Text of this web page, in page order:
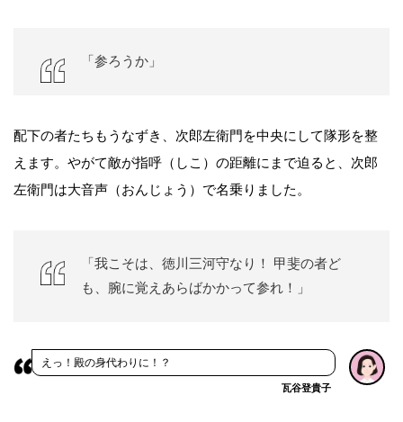
「参ろうか」
配下の者たちもうなずき、次郎左衛門を中央にして隊形を整
えます。やがて敵が指呼（しこ）の距離にまで迫ると、次郎
左衛門は大音声（おんじょう）で名乗りました。
「我こそは、徳川三河守なり！ 甲斐の者ど
も、腕に覚えあらばかかって参れ！」
えっ！殿の身代わりに！？
瓦谷登貴子